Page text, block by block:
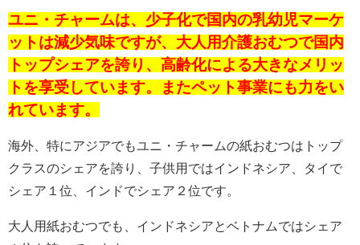
ユニ・チャームは、少子化で国内の乳幼児マーケ
ットは減少気味ですが、大人用介護おむつで国内
トップシェアを誇り、高齢化による大きなメリッ
トを享受しています。またペット事業にも力をい
れています。
海外、特にアジアでもユニ・チャームの紙おむつはトップ
クラスのシェアを誇り、子供用ではインドネシア、タイで
シェア１位、インドでシェア２位です。
大人用紙おむつでも、インドネシアとベトナムではシェア